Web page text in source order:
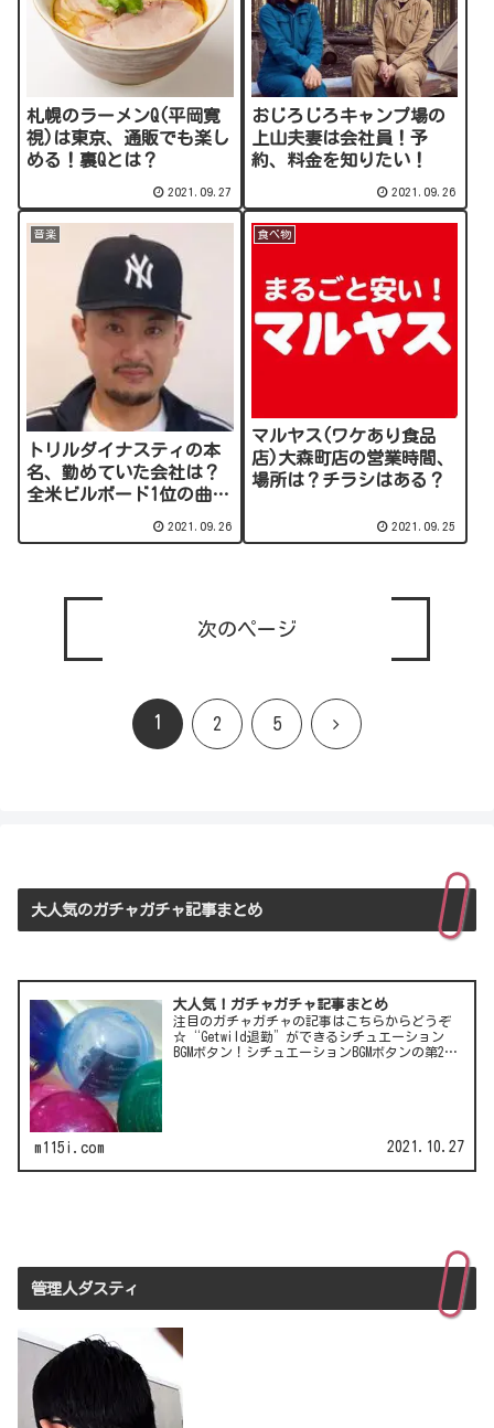
札幌のラーメンQ(平岡寛
視)は東京、通販でも楽し
める！裏Qとは？
2021.09.27
おじろじろキャンプ場の
上山夫妻は会社員！予
約、料金を知りたい！
2021.09.26
音楽
トリルダイナスティの本
名、勤めていた会社は？
全米ビルボード1位の曲は
2021.09.26
食べ物
マルヤス(ワケあり食品
店)大森町店の営業時間、
場所は？チラシはある？
2021.09.25
次のページ
1 2 5 次
大人気のガチャガチャ記事まとめ
大人気！ガチャガチャ記事まとめ
注目のガチャガチャの記事はこちらからどうぞ
☆“Getwild退勤”ができるシチュエーション
BGMボタン！シチュエーションBGMボタンの第2
m115i.com 2021.10.27
管理人ダスティ